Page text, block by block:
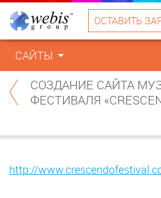
ОСТАВИТЬ
САЙТЫ
СОЗДАНИЕ САЙТА
ФЕСТИВАЛЯ
http://